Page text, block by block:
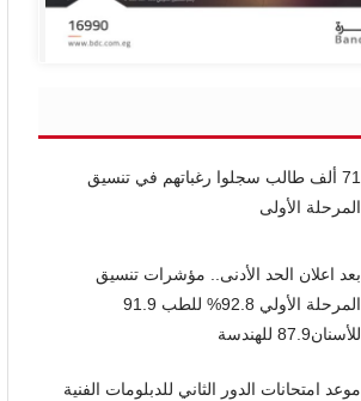
71 ألف طالب سجلوا رغباتهم في تنسيق
المرحلة الأولى
بعد اعلان الحد الأدنى.. مؤشرات تنسيق
المرحلة الأولي 92.8% للطب 91.9
للأسنان87.9 للهندسة
موعد امتحانات الدور الثاني للدبلومات الفنية